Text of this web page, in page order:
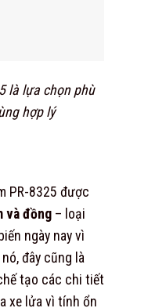
là lựa chọn phù
hợp lý
PR-8325 được
và đồng– loại
ngày nay vì
đây cũng là
tạo các chi tiết
xe lửa vì tính ổn